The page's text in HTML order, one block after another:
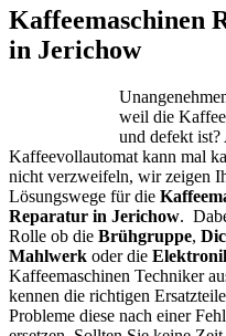
Kaffeemaschinen
in Jerichow
weil die
und defekt ist?
Kaffeevollautomat kann mal
nicht verzweifeln, wir zeigen
Lösungswege für die
Reparatur in Jerichow.
Rolle ob die Brühgruppe,
Mahlwerk oder die
Kaffeemaschinen Techniker
kennen die richtigen
Probleme diese nach einer